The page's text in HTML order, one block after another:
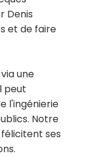
Denis
et de faire
une
peut
l'ingénierie
Notre
félicitent ses